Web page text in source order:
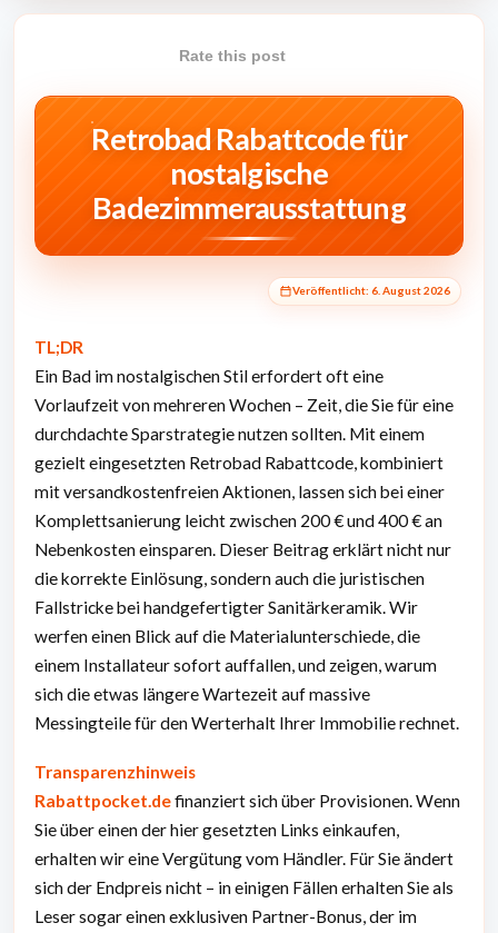
Rate this post
Retrobad Rabattcode für
nostalgische
Badezimmerausstattung
Veröffentlicht: 6. August 2026
TL;DR
Ein Bad im nostalgischen Stil erfordert oft eine
Vorlaufzeit von mehreren Wochen – Zeit, die Sie für eine
durchdachte Sparstrategie nutzen sollten. Mit einem
gezielt eingesetzten Retrobad Rabattcode, kombiniert
mit versandkostenfreien Aktionen, lassen sich bei einer
Komplettsanierung leicht zwischen 200 € und 400 € an
Nebenkosten einsparen. Dieser Beitrag erklärt nicht nur
die korrekte Einlösung, sondern auch die juristischen
Fallstricke bei handgefertigter Sanitärkeramik. Wir
werfen einen Blick auf die Materialunterschiede, die
einem Installateur sofort auffallen, und zeigen, warum
sich die etwas längere Wartezeit auf massive
Messingteile für den Werterhalt Ihrer Immobilie rechnet.
Transparenzhinweis
Rabattpocket.definanziert sich über Provisionen. Wenn
Sie über einen der hier gesetzten Links einkaufen,
erhalten wir eine Vergütung vom Händler. Für Sie ändert
sich der Endpreis nicht – in einigen Fällen erhalten Sie als
Leser sogar einen exklusiven Partner-Bonus, der im